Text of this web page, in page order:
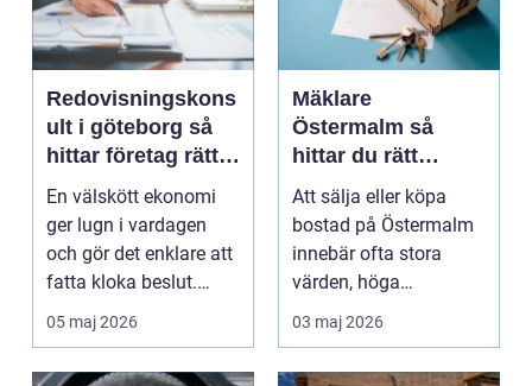
Redovisningskons
ult i göteborg så
hittar företag rätt
stöd i ekonomin
En välskött ekonomi
ger lugn i vardagen
och gör det enklare att
fatta kloka beslut.
Många mindre och...
05 maj 2026
Mäklare
Östermalm så
hittar du rätt
partner för din
bostadsaffär
Att sälja eller köpa
bostad på Östermalm
innebär ofta stora
värden, höga
förväntningar och en
markna...
03 maj 2026